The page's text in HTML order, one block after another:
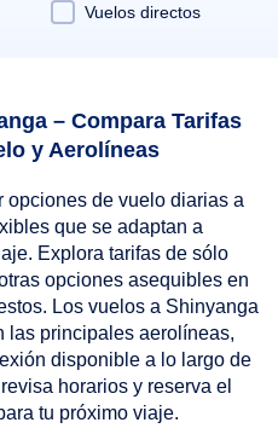
Vuelos directos
– Compara Tarifas
y Aerolíneas
opciones de vuelo diarias a
que se adaptan a
Explora tarifas de sólo
opciones asequibles en
Los vuelos a Shinyanga
las principales aerolíneas,
disponible a lo largo de
horarios y reserva el
tu próximo viaje.